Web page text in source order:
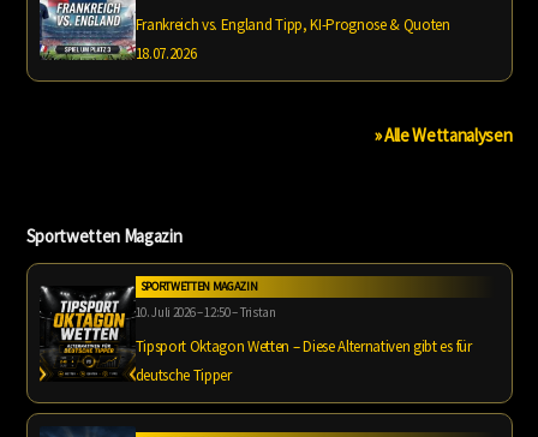
Frankreich vs. England Tipp, KI-Prognose & Quoten
18.07.2026
» Alle Wettanalysen
Sportwetten Magazin
SPORTWETTEN MAGAZIN
10. Juli 2026 – 12:50 – Tristan
Tipsport Oktagon Wetten – Diese Alternativen gibt es für
deutsche Tipper